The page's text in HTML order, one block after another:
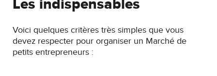
Les indispensables
Voici quelques critères très simples que vous
devez respecter pour organiser un Marché de
petits entrepreneurs :